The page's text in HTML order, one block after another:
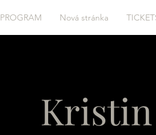
PROGRAM Nová stránka